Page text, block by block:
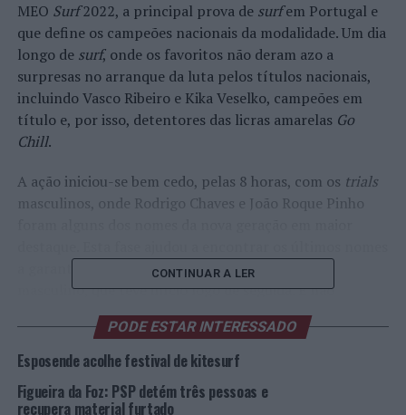
MEO Surf2022, a principal prova de surfem Portugal e
que define os campeões nacionais da modalidade. Um dia
longo de surf, onde os favoritos não deram azo a
surpresas no arranque da luta pelos títulos nacionais,
incluindo Vasco Ribeiro e Kika Veselko, campeões em
título e, por isso, detentores das licras amarelas Go
Chill.
A ação iniciou-se bem cedo, pelas 8 horas, com os trials
masculinos, onde Rodrigo Chaves e João Roque Pinho
a garantirem entrada no quadro de competição
masculino, que teve início logo de seguida. E não
demorou muito tempo até começarem a surgir ondas
com pontuações elevadas.
O ex-bicampeão nacional Miguel Blanco foi o primeiro a
dar o mote, conseguindo uma onda de 7,50 pontos e um
CONTINUAR A LER
PODE ESTAR INTERESSADO
Esposende acolhe festival de kitesurf
Figueira da Foz: PSP detém três pessoas e
recupera material furtado